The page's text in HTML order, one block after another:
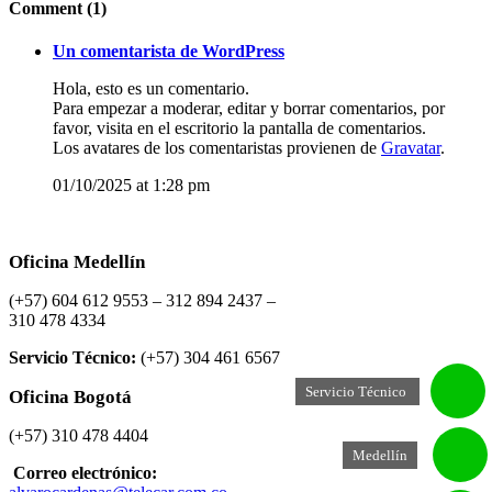
Servicio Técnico
Medellín
Comment (1)
Un comentarista de WordPress
Hola, esto es un comentario.
Para empezar a moderar, editar y borrar comentarios, por
favor, visita en el escritorio la pantalla de comentarios.
Los avatares de los comentaristas provienen de Gravatar.
01/10/2025 at 1:28 pm
Oficina Medellín
(+57) 604 612 9553 – 312 894 2437 –
310 478 4334
Servicio Técnico: (+57) 304 461 6567
Oficina Bogotá
(+57) 310 478 4404
Correo electrónico: